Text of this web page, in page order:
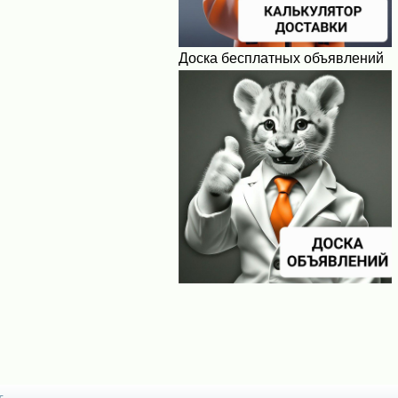
Доска бесплатных объявлений